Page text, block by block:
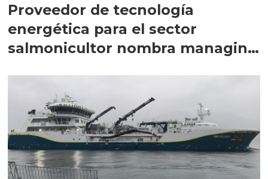
Proveedor de tecnología
energética para el sector
salmonicultor nombra managing